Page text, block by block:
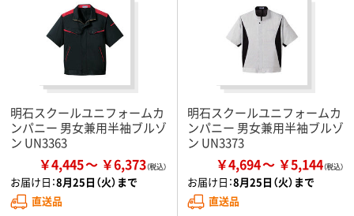
明石スクールユニフォームカ
ンパニー 男女兼用半袖ブルゾ
ン UN3363
￥4,445 ￥6,373
お届け日：8月25日（火）まで
直送品
明石スクールユニフォームカ
ンパニー 男女兼用半袖ブルゾ
ン UN3373
￥4,694 ￥5,144
お届け日：8月25日（火）まで
直送品